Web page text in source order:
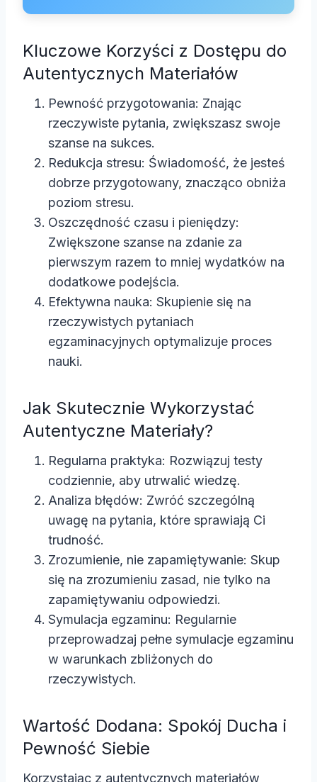
Kluczowe Korzyści z Dostępu do
Autentycznych Materiałów
Pewność przygotowania: Znając
rzeczywiste pytania, zwiększasz swoje
szanse na sukces.
Redukcja stresu: Świadomość, że jesteś
dobrze przygotowany, znacząco obniża
poziom stresu.
Oszczędność czasu i pieniędzy:
Zwiększone szanse na zdanie za
pierwszym razem to mniej wydatków na
dodatkowe podejścia.
Efektywna nauka: Skupienie się na
rzeczywistych pytaniach
egzaminacyjnych optymalizuje proces
nauki.
Jak Skutecznie Wykorzystać
Autentyczne Materiały?
Regularna praktyka: Rozwiązuj testy
codziennie, aby utrwalić wiedzę.
Analiza błędów: Zwróć szczególną
uwagę na pytania, które sprawiają Ci
trudność.
Zrozumienie, nie zapamiętywanie: Skup
się na zrozumieniu zasad, nie tylko na
zapamiętywaniu odpowiedzi.
Symulacja egzaminu: Regularnie
przeprowadzaj pełne symulacje egzaminu
w warunkach zbliżonych do
rzeczywistych.
Wartość Dodana: Spokój Ducha i
Pewność Siebie
Korzystając z autentycznych materiałów